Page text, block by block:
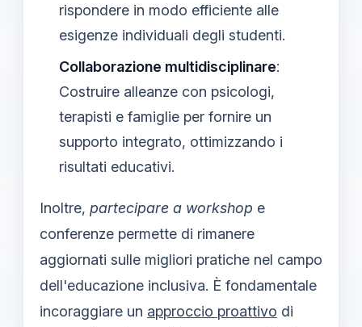
rispondere in modo efficiente alle
esigenze individuali degli studenti.
Collaborazione multidisciplinare:
Costruire alleanze con psicologi,
terapisti e famiglie per fornire un
supporto integrato, ottimizzando i
risultati educativi.
Inoltre, partecipare a workshop e
conferenze permette di rimanere
aggiornati sulle migliori pratiche nel campo
dell'educazione inclusiva. È fondamentale
incoraggiare un approccio proattivo di